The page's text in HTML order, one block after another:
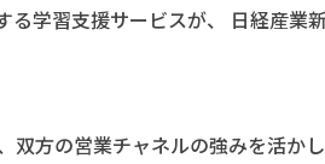
学習支援サービスが、 日経産業
方の営業チャネルの強みを活か